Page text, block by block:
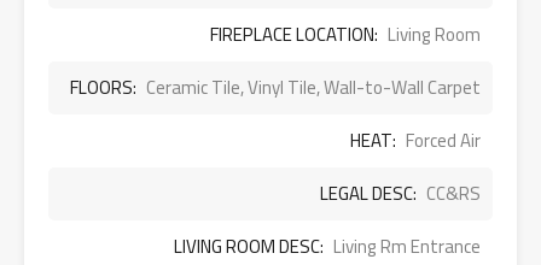
FIREPLACE LOCATION: Living Room
FLOORS: Ceramic Tile, Vinyl Tile, Wall-to-Wall Carpet
HEAT: Forced Air
LEGAL DESC: CC&RS
LIVING ROOM DESC: Living Rm Entrance